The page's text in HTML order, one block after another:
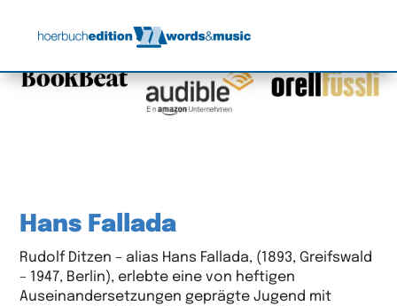
Hans Fallada
Rudolf Ditzen – alias Hans Fallada, (1893, Greifswald
– 1947, Berlin), erlebte eine von heftigen
Auseinandersetzungen geprägte Jugend mit